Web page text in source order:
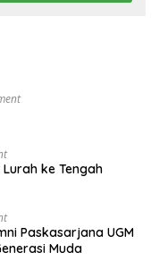
ke Tengah
Paskasarjana UGM
Muda